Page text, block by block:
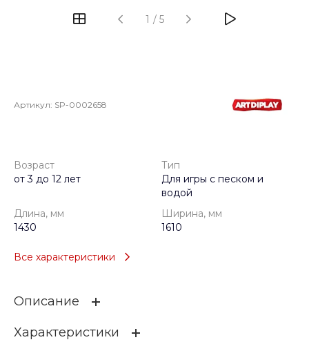
1 / 5
Артикул: SP-0002658
Возраст
от 3 до 12 лет
Тип
Для игры с песком и
водой
Длина, мм
1430
Ширина, мм
1610
Все характеристики
Описание
сделано из:
Характеристики